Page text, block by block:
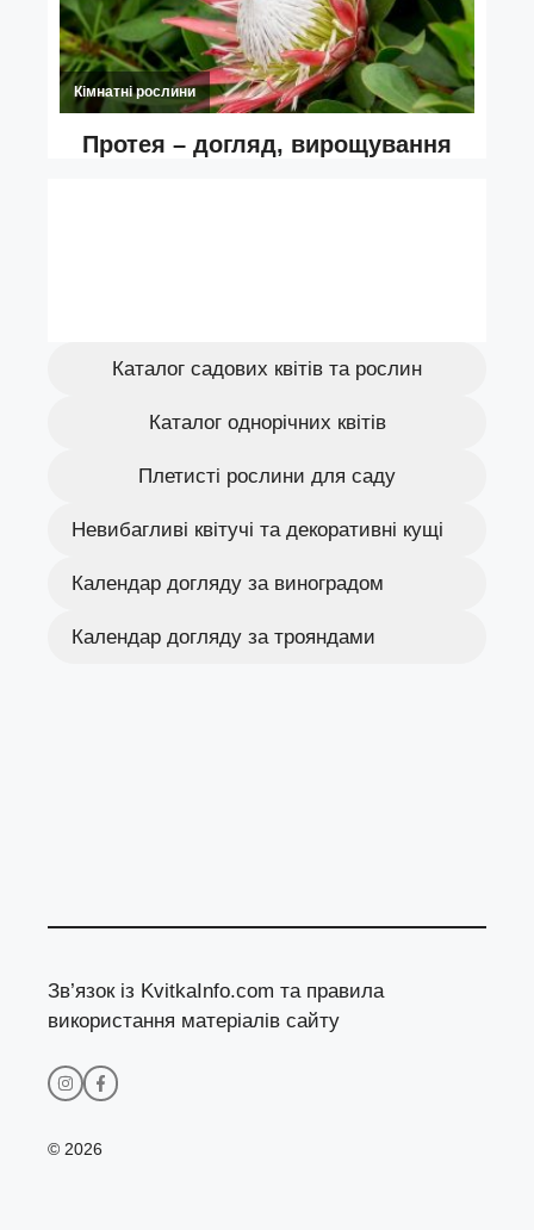
Каталог садових квітів та рослин
Каталог однорічних квітів
Плетисті рослини для саду
Невибагливі квітучі та декоративні кущі
Календар догляду за виноградом
Календар догляду за трояндами
Зв’язок із KvitkaInfo.com та правила
використання матеріалів сайту
© 2026